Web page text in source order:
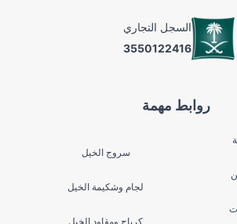
روابط مهمة
سروج الخيل
لجام وشكيمة الخيل
كرباج ومقاود الخيل
السجل التجاري
3550122416